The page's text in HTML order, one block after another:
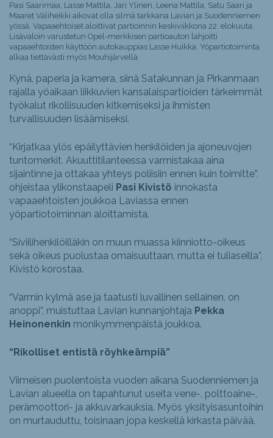
Pasi Saarimaa, Lasse Mattila, Jari Ylinen, Leena Mattila, Satu Saari ja
Maaret Väliheikki aikovat olla silmä tarkkana Lavian ja Suodenniemen
yössä. Vapaaehtoiset aloittivat partioinnin keskiviikkona 22. elokuuta.
Lisävaloin varustetun Opel-merkkisen partioauton lahjoitti
vapaaehtoisten käyttöön autokauppias Lasse Huikka. Yöpartiotoiminta
alkaa tiettävästi myös Mouhijärvellä.
Kynä, paperia ja kamera, siinä Satakunnan ja Pirkanmaan
rajalla yöaikaan liikkuvien kansalaispartioiden tärkeimmät
työkalut rikollisuuden kitkemiseksi ja ihmisten
turvallisuuden lisäämiseksi.
“Kirjatkaa ylös epäilyttävien henkilöiden ja ajoneuvojen
tuntomerkit. Akuuttitilanteessa varmistakaa aina
sijaintinne ja ottakaa yhteys poliisiin ennen kuin toimitte”,
ohjeistaa ylikonstaapeli Pasi Kivistö innokasta
vapaaehtoisten joukkoa Laviassa ennen
yöpartiotoiminnan aloittamista.
“Siviilihenkilöilläkin on muun muassa kiinniotto-oikeus
sekä oikeus puolustaa omaisuuttaan, mutta ei tuliaseilla”,
Kivistö korostaa.
“Varmin kylmä ase ja taatusti luvallinen sellainen, on
anoppi”, muistuttaa Lavian kunnanjohtaja Pekka
Heinonenkin monikymmenpäistä joukkoa.
“Rikolliset entistä röyhkeämpiä”
Viimeisen puolentoista vuoden aikana Suodenniemen ja
Lavian alueella on tapahtunut useita vene-, polttoaine-,
perämoottori- ja akkuvarkauksia. Myös yksityisasuntoihin
on murtauduttu, toisinaan jopa keskellä kirkasta päivää.